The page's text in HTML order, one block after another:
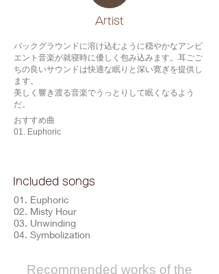
​Artist
バックグラウンドに溶け込むように穏やかなアンビ
エント音楽が就寝時に優しく包み込みます。耳ごご
ちの良いサウンドは快適な眠りと深い寛ぎを提供し
ます。
美しく響き渡る音楽でうっとりして眠くなるよう
だ。
おすすめ曲
01. Euphoric
Included songs
01. Euphoric
02. Misty Hour
03. Unwinding
04. Symbolization
​Recommended works of the